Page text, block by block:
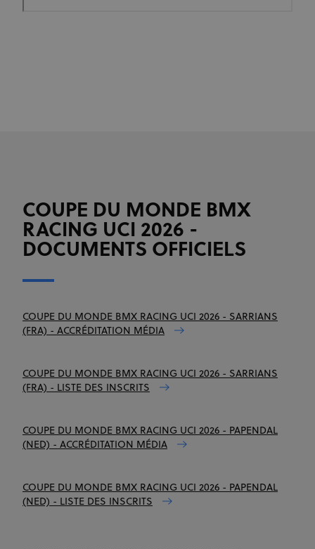
COUPE DU MONDE BMX
RACING UCI 2026 -
DOCUMENTS OFFICIELS
COUPE DU MONDE BMX RACING UCI 2026 - SARRIANS
(FRA) - ACCRÉDITATION MÉDIA
COUPE DU MONDE BMX RACING UCI 2026 - SARRIANS
(FRA) - LISTE DES INSCRITS
COUPE DU MONDE BMX RACING UCI 2026 - PAPENDAL
(NED) - ACCRÉDITATION MÉDIA
COUPE DU MONDE BMX RACING UCI 2026 - PAPENDAL
(NED) - LISTE DES INSCRITS